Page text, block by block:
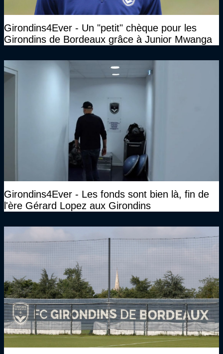
Girondins4Ever - Un "petit" chèque pour les
Girondins de Bordeaux grâce à Junior Mwanga
Girondins4Ever - Les fonds sont bien là, fin de
l'ère Gérard Lopez aux Girondins